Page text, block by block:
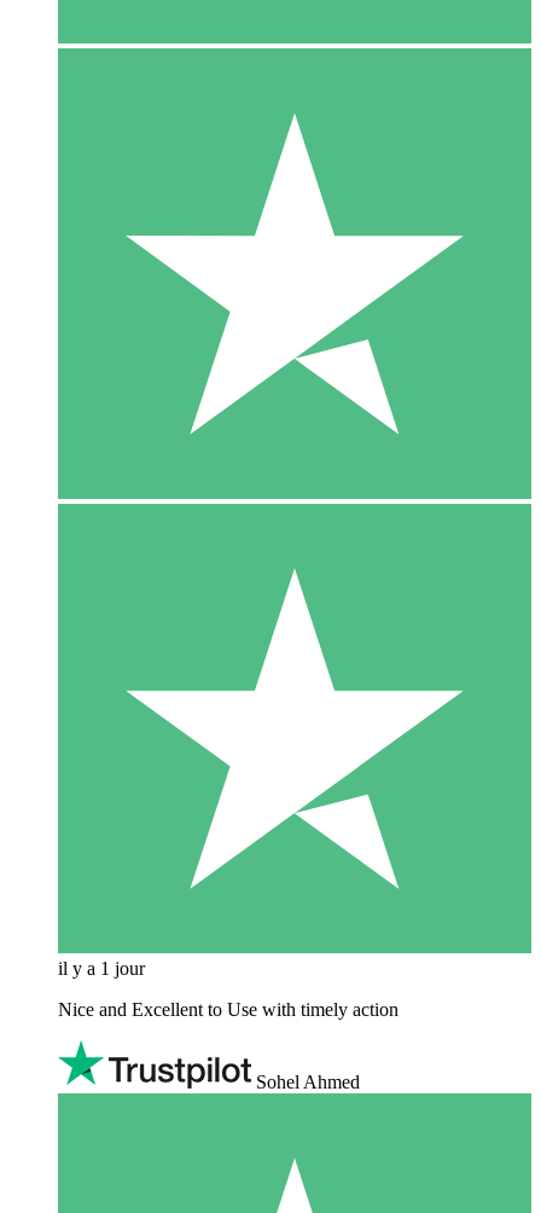
il y a 1 jour
Nice and Excellent to Use with timely action
Sohel Ahmed